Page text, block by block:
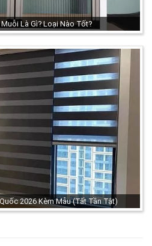
Là Gì? Loại Nào Tốt?
2026 Kèm Mẫu (Tất Tần Tật)